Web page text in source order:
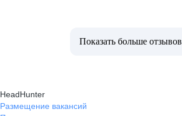
Показать больше отзывов
HeadHunter
Размещение вакансий